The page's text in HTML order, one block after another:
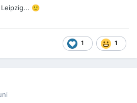
🙂
1 1